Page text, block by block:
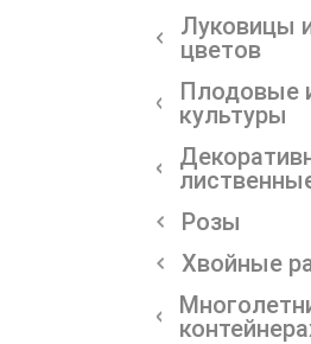
Луковицы
цветов
Плодовые
культуры
Розы
Хвойные